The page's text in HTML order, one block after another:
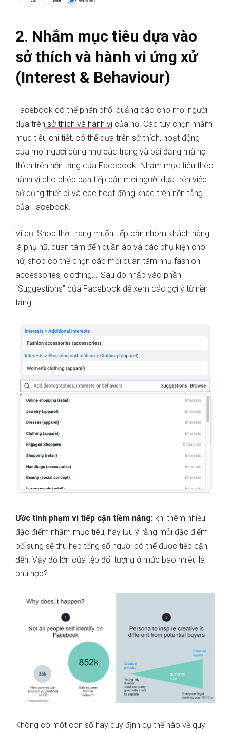
2. Nhắm mục tiêu dựa vào
sở thích và hành vi ứng xử
(Interest & Behaviour)
Facebook có thể phân phối quảng cáo cho mọi người
dựa trên sở thích và hành vi của họ. Các tùy chọn nhắm
mục tiêu chi tiết, có thể dựa trên sở thích, hoạt động
của mọi người cũng như các trang và bài đăng mà họ
thích trên nền tảng của Facebook. Nhắm mục tiêu theo
hành vi cho phép bạn tiếp cận mọi người dựa trên việc
sử dụng thiết bị và các hoạt động khác trên nền tảng
của Facebook.
Ví dụ: Shop thời trang muốn tiếp cận nhóm khách hàng
là phụ nữ, quan tâm đến quần áo và các phụ kiện cho
nữ, shop có thể chọn các mối quan tâm như fashion
accessories, clothing,… Sau đó nhấp vào phần
“Suggestions” của Facebook để xem các gợi ý từ nền
tảng.
Ước tính phạm vi tiếp cận tiềm năng: khi thêm nhiều
đặc điểm nhắm mục tiêu, hãy lưu ý rằng mỗi đặc điểm
bổ sung sẽ thu hẹp tổng số người có thể được tiếp cận
đến. Vậy độ lớn của tệp đối tượng ở mức bao nhiêu là
phù hợp?
Không có một con số hay quy định cụ thể nào về quy